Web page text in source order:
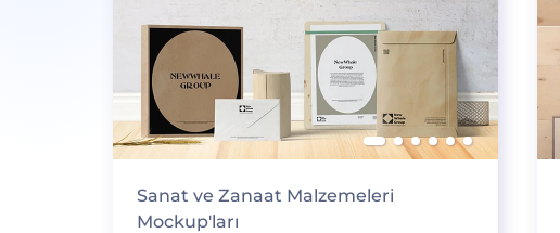
Sanat ve Zanaat Malzemeleri
Mockup'ları